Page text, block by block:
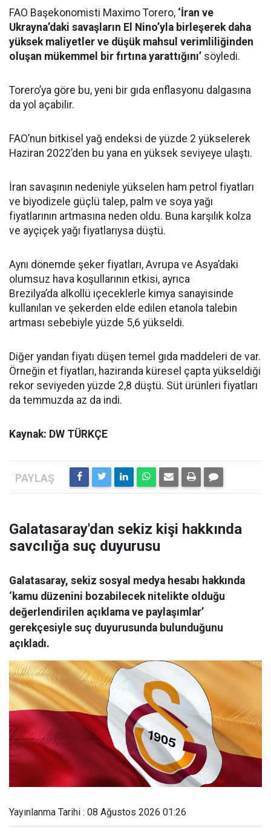
FAO Başekonomisti Maximo Torero, ‘İran ve
Ukrayna’daki savaşların El Nino’yla birleşerek daha
yüksek maliyetler ve düşük mahsul verimliliğinden
oluşan mükemmel bir fırtına yarattığını’ söyledi.
Torero’ya göre bu, yeni bir gıda enflasyonu dalgasına
da yol açabilir.
FAO’nun bitkisel yağ endeksi de yüzde 2 yükselerek
Haziran 2022’den bu yana en yüksek seviyeye ulaştı.
İran savaşının nedeniyle yükselen ham petrol fiyatları
ve biyodizele güçlü talep, palm ve soya yağı
fiyatlarının artmasına neden oldu. Buna karşılık kolza
ve ayçiçek yağı fiyatlarıysa düştü.
Aynı dönemde şeker fiyatları, Avrupa ve Asya’daki
olumsuz hava koşullarının etkisi, ayrıca
Brezilya’da alkollü içeceklerle kimya sanayisinde
kullanılan ve şekerden elde edilen etanola talebin
artması sebebiyle yüzde 5,6 yükseldi.
Diğer yandan fiyatı düşen temel gıda maddeleri de var.
Örneğin et fiyatları, haziranda küresel çapta yükseldiği
rekor seviyeden yüzde 2,8 düştü. Süt ürünleri fiyatları
da temmuzda az da indi.
Kaynak: DW TÜRKÇE
Galatasaray'dan sekiz kişi hakkında
savcılığa suç duyurusu
Galatasaray, sekiz sosyal medya hesabı hakkında
‘kamu düzenini bozabilecek nitelikte olduğu
değerlendirilen açıklama ve paylaşımlar’
gerekçesiyle suç duyurusunda bulunduğunu
açıkladı.
Yayınlanma Tarihi : 08 Ağustos 2026 01:26